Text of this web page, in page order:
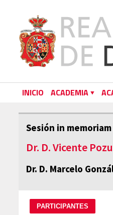
INICIO ACADEMIA
Sesión in memoriam
Dr. D. Vicente
Dr. D. Marcelo